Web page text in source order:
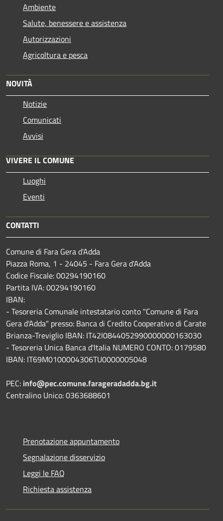
Ambiente
Salute, benessere e assistenza
Autorizzazioni
Agricoltura e pesca
NOVITÀ
Notizie
Comunicati
Avvisi
VIVERE IL COMUNE
Luoghi
Eventi
CONTATTI
Comune di Fara Gera d'Adda
Piazza Roma, 1 - 24045 - Fara Gera d'Adda
Codice Fiscale: 00294190160
Partita IVA: 00294190160
IBAN:
- Tesoreria Comunale intestatario conto "Comune di Fara
Gera d'Adda" presso: Banca di Credito Cooperativo di Carate
Brianza-Treviglio IBAN: IT42I0844052990000000163030
- Tesoreria Unica Banca d'Italia NUMERO CONTO: 0179580
IBAN: IT69M0100004306TU0000005048
PEC: info@pec.comune.farageradadda.bg.it
Centralino Unico: 0363688601
Prenotazione appuntamento
Segnalazione disservizio
Leggi le FAQ
Richiesta assistenza